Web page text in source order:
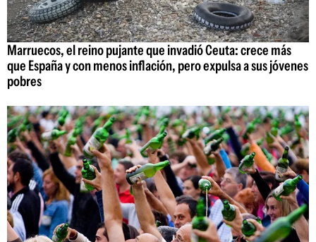
Marruecos, el reino pujante que invadió Ceuta: crece más
que España y con menos inflación, pero expulsa a sus jóvenes
pobres